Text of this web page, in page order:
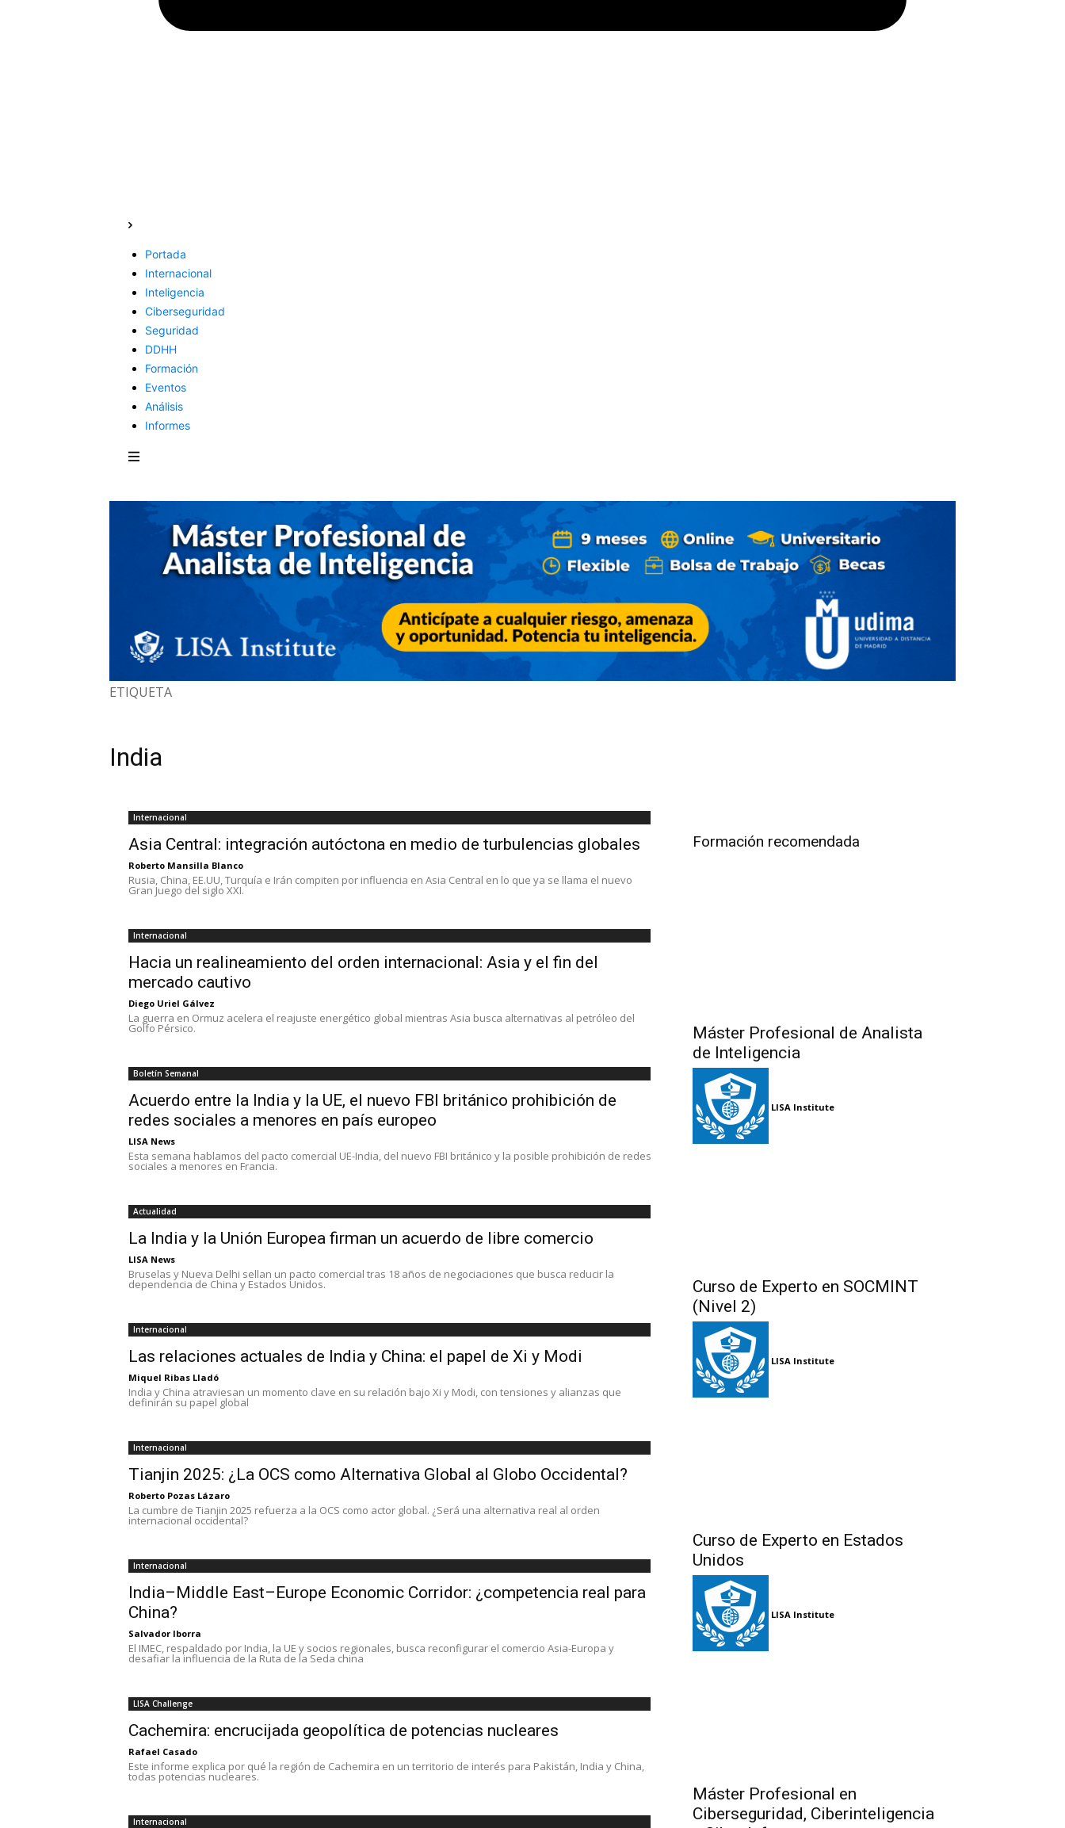
Portada
Internacional
Inteligencia
Ciberseguridad
Seguridad
DDHH
Formación
Eventos
Análisis
Informes
ETIQUETA
India
Internacional
Asia Central: integración autóctona en medio de turbulencias globales
Roberto Mansilla Blanco
Rusia, China, EE.UU, Turquía e Irán compiten por influencia en Asia Central en lo que ya se llama el nuevo
Gran Juego del siglo XXI.
Internacional
Hacia un realineamiento del orden internacional: Asia y el fin del
mercado cautivo
Diego Uriel Gálvez
La guerra en Ormuz acelera el reajuste energético global mientras Asia busca alternativas al petróleo del
Golfo Pérsico.
Boletín Semanal
Acuerdo entre la India y la UE, el nuevo FBI británico prohibición de
redes sociales a menores en país europeo
LISA News
Esta semana hablamos del pacto comercial UE-India, del nuevo FBI británico y la posible prohibición de redes
sociales a menores en Francia.
Actualidad
La India y la Unión Europea firman un acuerdo de libre comercio
LISA News
Bruselas y Nueva Delhi sellan un pacto comercial tras 18 años de negociaciones que busca reducir la
dependencia de China y Estados Unidos.
Internacional
Las relaciones actuales de India y China: el papel de Xi y Modi
Miquel Ribas Lladó
India y China atraviesan un momento clave en su relación bajo Xi y Modi, con tensiones y alianzas que
definirán su papel global
Internacional
Tianjin 2025: ¿La OCS como Alternativa Global al Globo Occidental?
Roberto Pozas Lázaro
La cumbre de Tianjin 2025 refuerza a la OCS como actor global. ¿Será una alternativa real al orden
internacional occidental?
Internacional
India–Middle East–Europe Economic Corridor: ¿competencia real para
China?
Salvador Iborra
El IMEC, respaldado por India, la UE y socios regionales, busca reconfigurar el comercio Asia-Europa y
desafiar la influencia de la Ruta de la Seda china
LISA Challenge
Cachemira: encrucijada geopolítica de potencias nucleares
Rafael Casado
Este informe explica por qué la región de Cachemira en un territorio de interés para Pakistán, India y China,
todas potencias nucleares.
Internacional
Formación recomendada
Máster Profesional de Analista
de Inteligencia
LISA Institute
Curso de Experto en SOCMINT
(Nivel 2)
LISA Institute
Curso de Experto en Estados
Unidos
LISA Institute
Máster Profesional en
Ciberseguridad, Ciberinteligencia